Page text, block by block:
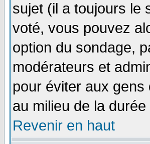
sujet (il a toujours le
voté, vous pouvez
option du sondage,
modérateurs et
pour éviter aux
au milieu de la
Revenir en haut